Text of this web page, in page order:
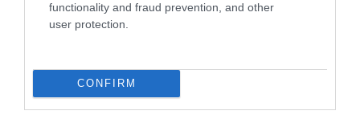
functionality and fraud prevention, and other
user protection.
CONFIRM
ROVATOK